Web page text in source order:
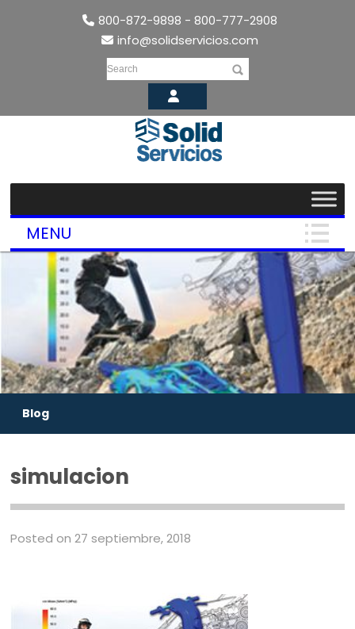
800-872-9898 - 800-777-2908
info@solidservicios.com
Search
MENU
Blog
simulacion
Posted on 27 septiembre, 2018